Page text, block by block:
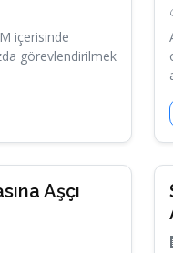
içerisinde
görevlendirilmek
Aşçı